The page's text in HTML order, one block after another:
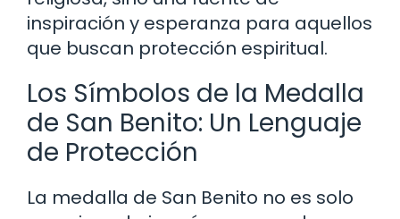
inspiración y esperanza para aquellos
que buscan protección espiritual.
Los Símbolos de la Medalla
de San Benito: Un Lenguaje
de Protección
La medalla de San Benito no es solo